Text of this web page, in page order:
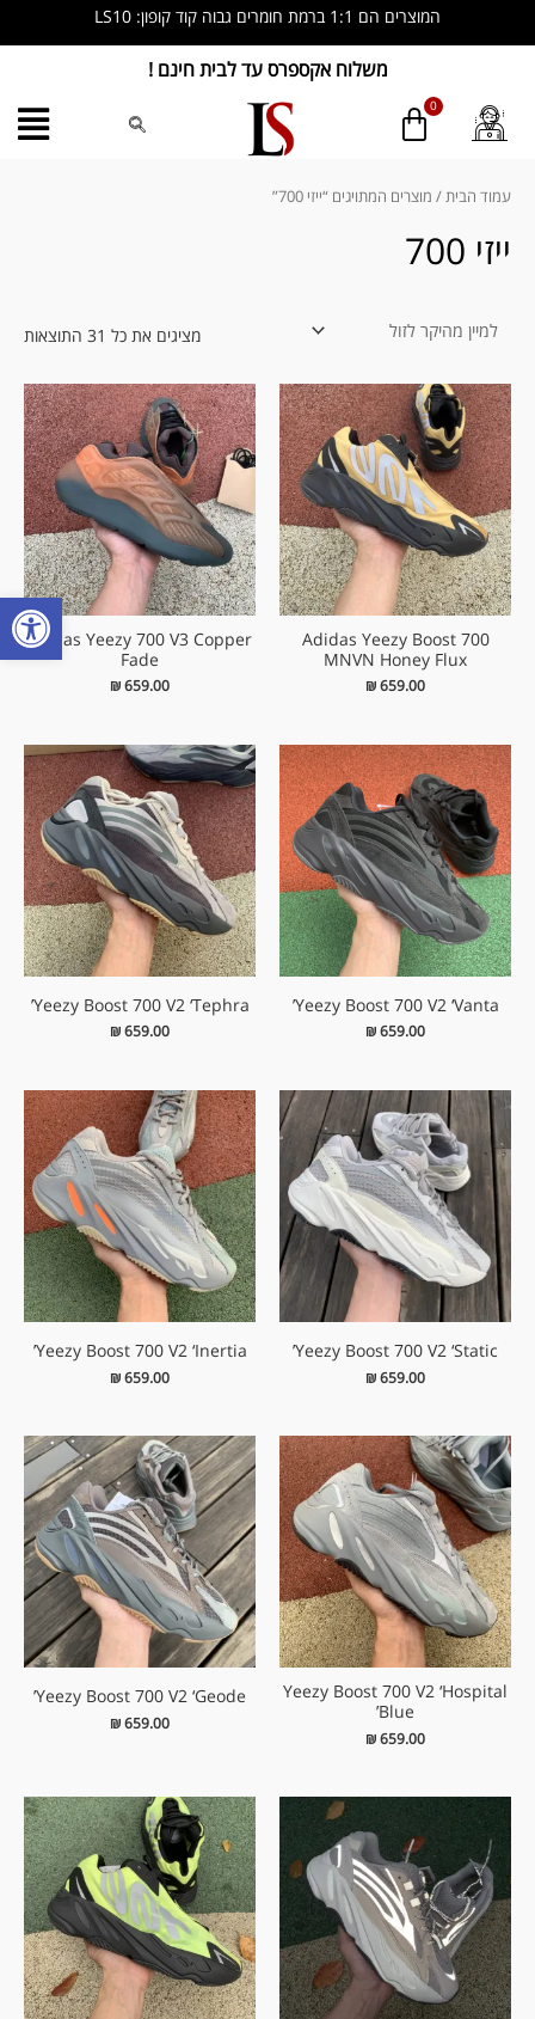
לתוכן
המוצרים הם 1:1 ברמת חומרים גבוה קוד קופון: LS10
משלוח אקספרס עד לבית חינם !
עמוד הבית/ מוצרים המתויגים “ייזי 700”
ייזי 700
מציגים את כל ⁦31⁩ התוצאות
Adidas Yeezy Boost 700
MNVN Honey Flux
₪659.00
adidas Yeezy 700 V3 Copper
Fade
₪659.00
Yeezy Boost 700 V2 ‘Vanta’
₪659.00
Yeezy Boost 700 V2 ‘Tephra’
₪659.00
Yeezy Boost 700 V2 ‘Static’
₪659.00
Yeezy Boost 700 V2 ‘Inertia’
₪659.00
Yeezy Boost 700 V2 ‘Hospital
Blue’
₪659.00
Yeezy Boost 700 V2 ‘Geode’
₪659.00